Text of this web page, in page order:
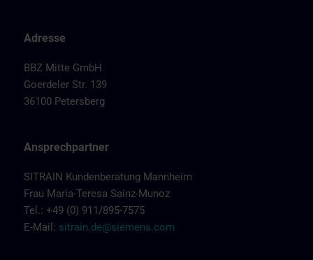
Adresse
BBZ Mitte GmbH
Goerdeler Str. 139
36100 Petersberg
Ansprechpartner
SITRAIN Kundenberatung Mannheim
Frau Maria-Teresa Sainz-Munoz
Tel.: +49 (0) 911/895-7575
E-Mail: sitrain.de@siemens.com